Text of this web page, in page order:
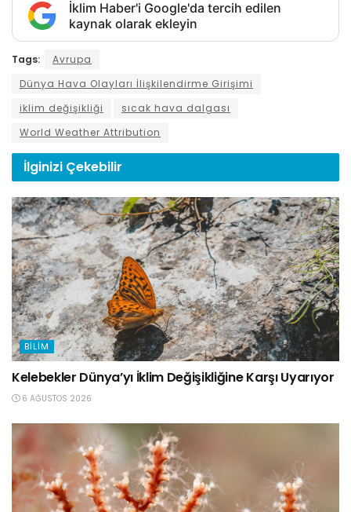
İklim Haber'i Google'da tercih edilen
kaynak olarak ekleyin
Tags:
Avrupa
Dünya Hava Olayları İlişkilendirme Girişimi
iklim değişikliği
sıcak hava dalgası
World Weather Attribution
İlginizi Çekebilir
BILIM
Kelebekler Dünya’yı İklim Değişikliğine Karşı Uyarıyor
6 AĞUSTOS 2026